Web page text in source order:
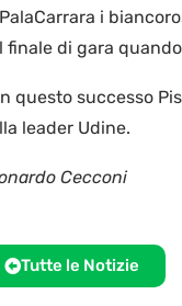
i
finale di gara
questo successo
leader Udine.
Cecconi
Tutte le Notizie